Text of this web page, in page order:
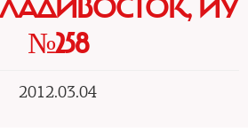
ИУ
№258
2012.03.04